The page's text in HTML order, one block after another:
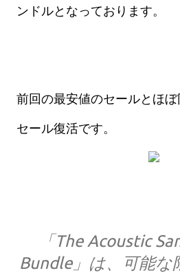
ンドルとなっております。
前回の最安値のセールとほ
セール復活です。
「The Acoustic
Bundle」は、可能な